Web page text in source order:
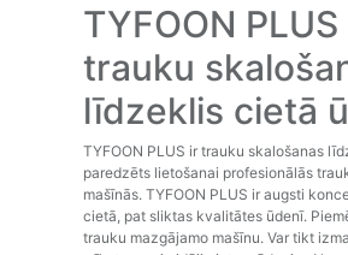
TYFOON
trauku
līdzeklis cietā
TYFOON PLUS ir trauku skalošanas
paredzēts lietošanai profesionālās
mašīnās. TYFOON PLUS ir augsti
cietā, pat sliktas kvalitātes ūdenī.
trauku mazgājamo mašīnu. Var tikt